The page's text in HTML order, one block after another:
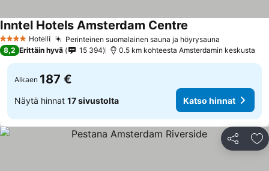
4 Tähtiluokitus
Hotelli Perinteinen suomalainen sauna ja höyrysauna
Inntel Hotels Amsterdam Centre
8,2 Erittäin hyvä 15 394 0.5 km kohteesta Amsterdamin keskusta
Alkaen 187 €
Näytä hinnat 17 sivustolta Katso hinnat
Jaa